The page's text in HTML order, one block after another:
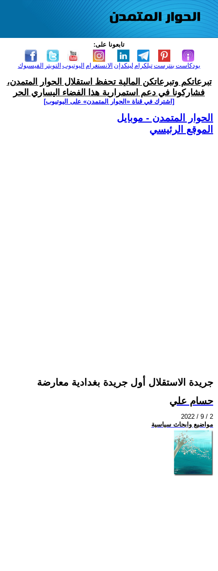
تابعونا على:
الفيسبوك التويتر اليوتيوب الانستغرام لينكدإن تيلكرامبنترست بودكاست
تبرعاتكم وتبرعاتكن المالية تحفظ استقلال الحوار المتمدن،
فشاركونا في دعم استمرارية هذا الفضاء اليساري الحر
[اشترك في قناة ‫«الحوار المتمدن» على اليوتيوب]
الحوار المتمدن - موبايل
الموقع الرئيسي
جريدة الاستقلال أول جريدة بغدادية معارضة
حسام علي
2022 / 9 / 2
مواضيع وابحاث سياسية